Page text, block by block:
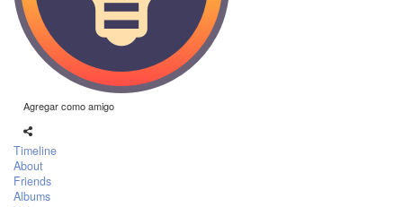
Agregar como amigo
Timeline
About
Friends
Albums